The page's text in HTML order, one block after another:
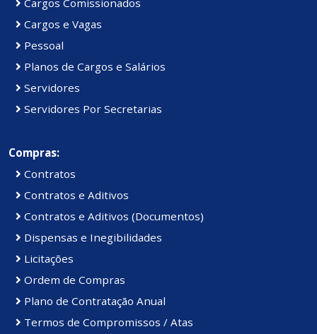
Cargos e Vagas
Pessoal
Planos de Cargos e Salários
Servidores
Servidores Por Secretarias
Compras:
Contratos
Contratos e Aditivos
Contratos e Aditivos (Documentos)
Dispensas e Inegibilidades
Licitações
Ordem de Compras
Plano de Contratação Anual
Termos de Compromissos / Atas